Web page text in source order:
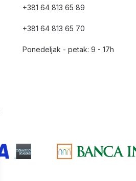
+381 64 813 65 89
+381 64 813 65 70
Ponedeljak - petak: 9 - 17h